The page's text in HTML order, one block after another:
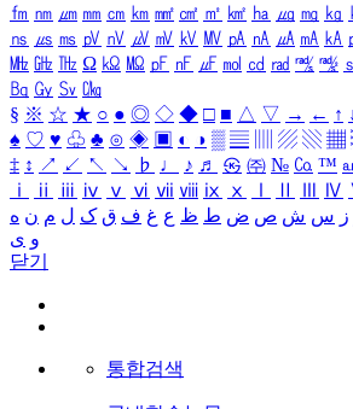
㎙ ㎚ ㎛ ㎜ ㎝ ㎞ ㎟ ㎠ ㎡ ㎢ ㏊ ㎍ ㎎ ㎏
㎱ ㎲ ㎳ ㎴ ㎵ ㎶ ㎷ ㎸ ㎹ ㎀ ㎁ ㎂ ㎃ ㎄
㎒ ㎓ ㎔ Ω ㏀ ㏁ ㎊ ㎋ ㎌ ㏖ ㏅ ㎭ ㎮ ㎯
㏃ ㏉ ㏜ ㏆
§ ※ ☆ ★ ○ ● ◎ ◇ ◆ □ ■ △ ▽ → ← ↑
♠ ♡ ♥ ♧ ♣ ⊙ ◈ ▣ ◐ ◑ ▒ ▤ ▨ ▧ ▦
‡ ↕ ↗ ↙ ↖ ↘ ♭ ♩ ♪ ♬ ㉿ ㈜ № ㏇ ™
ⅰ
ⅱ ⅲ ⅳ ⅴ ⅵ ⅶ ⅷ ⅸ ⅹ Ⅳ
ز س ش ص ض ط ظ ع غ ف ق ک ل م ن ه
و ی
닫기
통합검색